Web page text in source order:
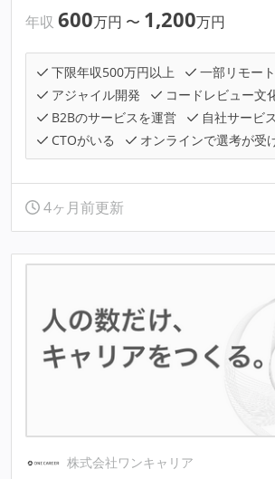
年収 600万円 〜 1,200万円
下限年収500万円以上
一部リモー
アジャイル開発
コードレビュー文
B2Bのサービスを運営
自社サービ
CTOがいる
オンラインで選考が受
4ヶ月前更新
株式会社ワンキャリア